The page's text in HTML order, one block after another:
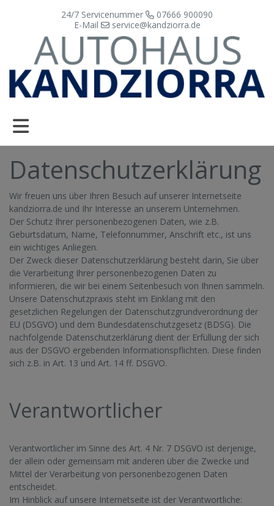
24/7 Servicenummer
07666 900090
E-Mail
service@kandziorra.de
Datenschutzerklärung
Wir freuen uns über Ihren Besuch auf unserer Internetseite
kandziorra.de und Ihr Interesse an unserem Unternehmen.
Der Schutz Ihrer personenbezogenen Daten, wie z.B.
Geburtsdatum, Name, Telefonnummer, Anschrift etc., ist uns
ein wichtiges Anliegen.
Der Zweck dieser Datenschutzerklärung besteht darin, Sie über
die Verarbeitung Ihrer personenbezogenen Daten zu
informieren, die wir bei einem Seitenbesuch von Ihnen sammeln.
Unsere Datenschutzpraxis steht im Einklang mit den
gesetzlichen Regelungen der Datenschutzgrundverordnung der
EU (DSGVO) und dem Bundesdatenschutzgesetz (BDSG). Die
nachfolgende Datenschutzerklärung dient der Erfüllung der sich
aus der DSGVO ergebenden Informationspflichten. Diese finden
sich z.B. in Art. 13 und Art. 14 ff. DSGVO.
Verantwortlicher
Verantwortlicher im Sinne des Art. 4 Nr. 7 DSGVO ist derjenige,
der allein oder gemeinsam mit anderen über die Zwecke und
Mittel der Verarbeitung von personenbezogenen Daten
entscheidet.
Im Hinblick auf unsere Internetseite ist der Verantwortliche: